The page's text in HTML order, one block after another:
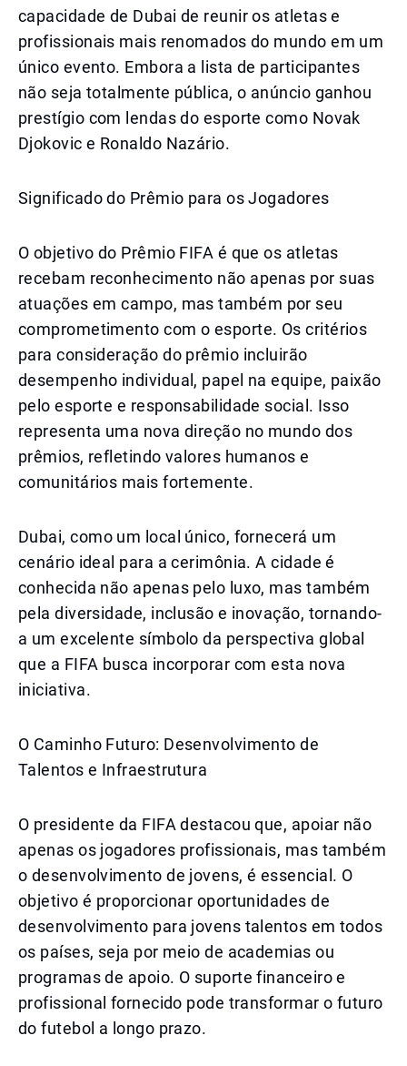
capacidade de Dubai de reunir os atletas e
profissionais mais renomados do mundo em um
único evento. Embora a lista de participantes
não seja totalmente pública, o anúncio ganhou
prestígio com lendas do esporte como Novak
Djokovic e Ronaldo Nazário.
Significado do Prêmio para os Jogadores
O objetivo do Prêmio FIFA é que os atletas
recebam reconhecimento não apenas por suas
atuações em campo, mas também por seu
comprometimento com o esporte. Os critérios
para consideração do prêmio incluirão
desempenho individual, papel na equipe, paixão
pelo esporte e responsabilidade social. Isso
representa uma nova direção no mundo dos
prêmios, refletindo valores humanos e
comunitários mais fortemente.
Dubai, como um local único, fornecerá um
cenário ideal para a cerimônia. A cidade é
conhecida não apenas pelo luxo, mas também
pela diversidade, inclusão e inovação, tornando-
a um excelente símbolo da perspectiva global
que a FIFA busca incorporar com esta nova
iniciativa.
O Caminho Futuro: Desenvolvimento de
Talentos e Infraestrutura
O presidente da FIFA destacou que, apoiar não
apenas os jogadores profissionais, mas também
o desenvolvimento de jovens, é essencial. O
objetivo é proporcionar oportunidades de
desenvolvimento para jovens talentos em todos
os países, seja por meio de academias ou
programas de apoio. O suporte financeiro e
profissional fornecido pode transformar o futuro
do futebol a longo prazo.